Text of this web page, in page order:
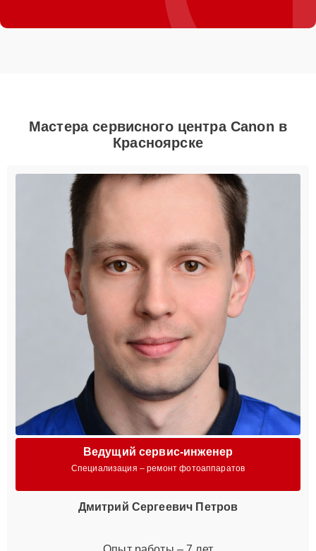
Мастера сервисного центра Canon в
Красноярске
Ведущий сервис-инженер
Специализация – ремонт фотоаппаратов
Дмитрий Сергеевич Петров